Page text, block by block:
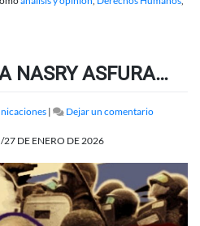
NASRY ASFURA…
| Dejar un comentarioen
NASRY
ASFURA…
27 DE ENERO DE 2026